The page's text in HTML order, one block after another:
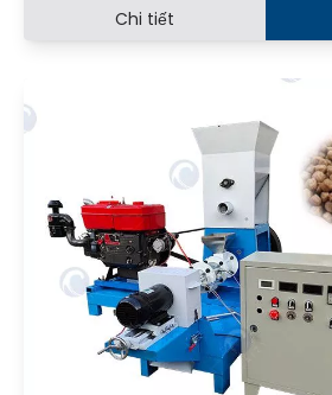
Chi tiết